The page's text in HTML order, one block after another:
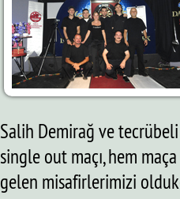
Salih Demirağ ve
single out maçı, hem
gelen misafirlerimizi